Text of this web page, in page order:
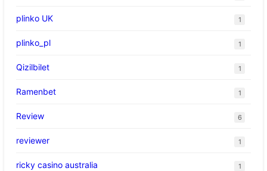
plinko UK 1
plinko_pl 1
Qizilbilet 1
Ramenbet 1
Review 6
reviewer 1
ricky casino australia 1